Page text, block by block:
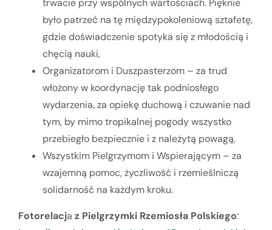
było patrzeć na tę międzypokoleniową sztafetę,
gdzie doświadczenie spotyka się z młodością i
chęcią nauki,
Organizatorom i Duszpasterzom – za trud
włożony w koordynację tak podniosłego
wydarzenia, za opiekę duchową i czuwanie nad
tym, by mimo tropikalnej pogody wszystko
przebiegło bezpiecznie i z należytą powagą,
Wszystkim Pielgrzymom i Wspierającym – za
wzajemną pomoc, życzliwość i rzemieślniczą
solidarność na każdym kroku.
Fotorelacja z Pielgrzymki Rzemiosła Polskiego: